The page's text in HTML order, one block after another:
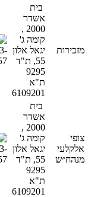
מזכירות
בית
אשדר
2000 ,
קומה ג'
יגאל אלון
55, ת"ד
9295
ת"א
6109201
צופי
אלקלעי
מנהח״ש
בית
אשדר
2000 ,
קומה ג'
יגאל אלון
55, ת"ד
9295
ת"א
6109201